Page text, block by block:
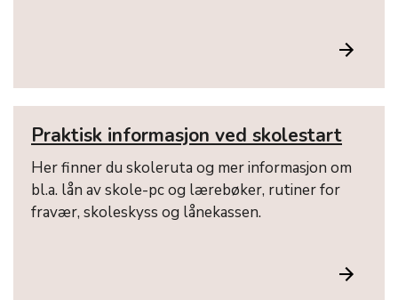
Praktisk informasjon ved skolestart
Her finner du skoleruta og mer informasjon om
bl.a. lån av skole-pc og lærebøker, rutiner for
fravær, skoleskyss og lånekassen.